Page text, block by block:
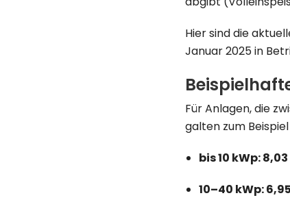
Hier sind die
Januar 2025 in
Für Anlagen, die
galten zum
bis 10 kWp:
10–40 kWp: